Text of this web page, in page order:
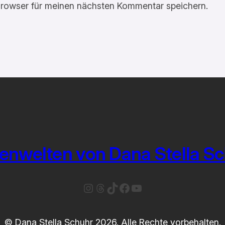
für meinen nächsten Kommentar speichern.
von Dana Stella
Instagram
Threads
TikTok
Facebook
YouTube
© Dana Stella Schuhr 2026. Alle Rechte vorbehalten.